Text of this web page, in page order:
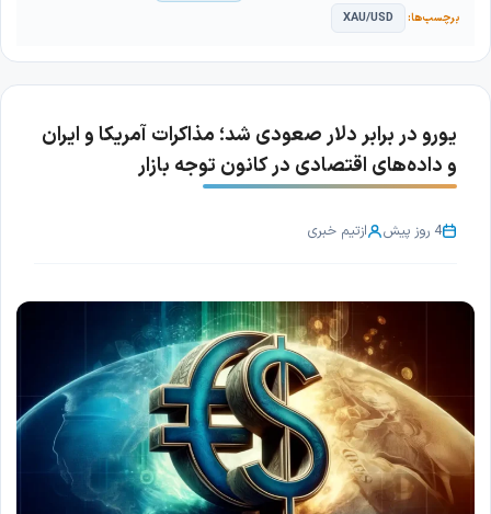
XAU/USD
یورو در برابر دلار صعودی شد؛ مذاکرات آمریکا و ایران
و داده‌های اقتصادی در کانون توجه بازار
4 روز پیش ازتیم خبری